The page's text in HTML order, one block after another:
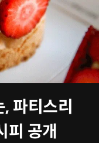
파티스리
피 공개